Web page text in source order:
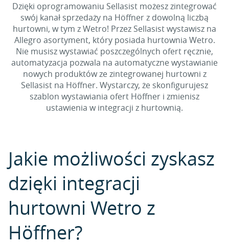
Dzięki oprogramowaniu Sellasist możesz zintegrować
swój kanał sprzedaży na Höffner z dowolną liczbą
hurtowni, w tym z Wetro! Przez Sellasist wystawisz na
Allegro asortyment, który posiada hurtownia Wetro.
Nie musisz wystawiać poszczególnych ofert ręcznie,
automatyzacja pozwala na automatyczne wystawianie
nowych produktów ze zintegrowanej hurtowni z
Sellasist na Höffner. Wystarczy, że skonfigurujesz
szablon wystawiania ofert Höffner i zmienisz
ustawienia w integracji z hurtownią.
Jakie możliwości zyskasz
dzięki integracji
hurtowni Wetro z
Höffner?